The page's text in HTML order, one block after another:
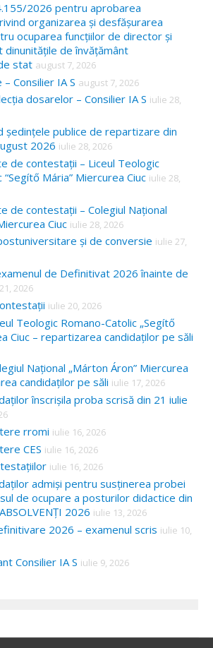
2026 pentru aprobarea
organizarea și desfășurarea
ocuparea funcțiilor de director și
de învățământ
stat august 7, 2026
Consilier IA S august 7, 2026
dosarelor – Consilier IA S iulie 28,
ședințele publice de repartizare din
2026 iulie 28, 2026
de contestații – Liceul Teologic
Mária” Miercurea Ciuc iulie 28,
de contestații – Colegiul Național
Ciuc iulie 28, 2026
și de conversie iulie 27,
de Definitivat 2026 înainte de
2026
iulie 20, 2026
Teologic Romano-Catolic „Segítő
Ciuc – repartizarea candidaților pe săli
Național „Márton Áron” Miercurea
candidaților pe săli iulie 17, 2026
înscrișila proba scrisă din 21 iulie
rromi iulie 16, 2026
CES iulie 16, 2026
iulie 16, 2026
admiși pentru susținerea probei
de ocupare a posturilor didactice din
2026 iulie 13, 2026
2026 – examenul scris iulie 10,
Consilier IA S iulie 9, 2026